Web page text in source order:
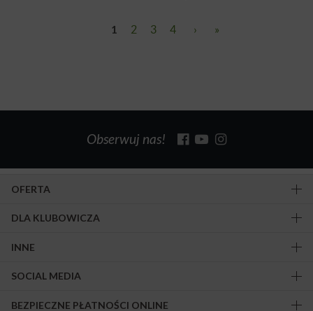
1 2 3 4 › »
Obserwuj nas!
OFERTA
DLA KLUBOWICZA
INNE
SOCIAL MEDIA
BEZPIECZNE PŁATNOŚCI ONLINE